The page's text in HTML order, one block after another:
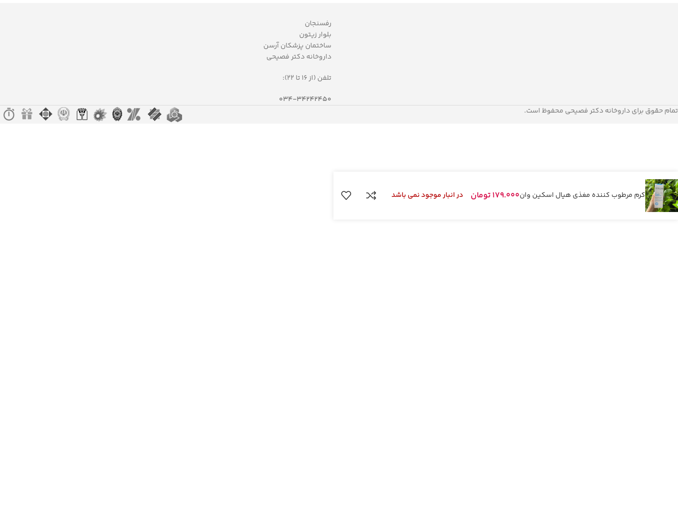
رفسنجان
بلوار زیتون
ساختمان پزشکان آرسن
داروخانه دکتر فصیحی
تلفن (از 16 تا 22):
034-34242450
تمام حقوق برای داروخانه دکتر فصیحی محفوظ است.
کرم مرطوب کننده مغذی هیال اسکین وان179.000 تومان در انبار موجود نمی باشد